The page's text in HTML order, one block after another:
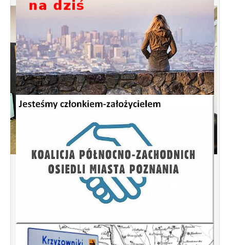
Spotkanie informacyjne w sprawie
budowy ulic Łebska, Łagowska,
Kociewska, Żukowska